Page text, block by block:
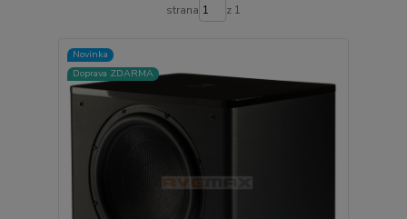
strana z 1
Novinka
Doprava ZDARMA